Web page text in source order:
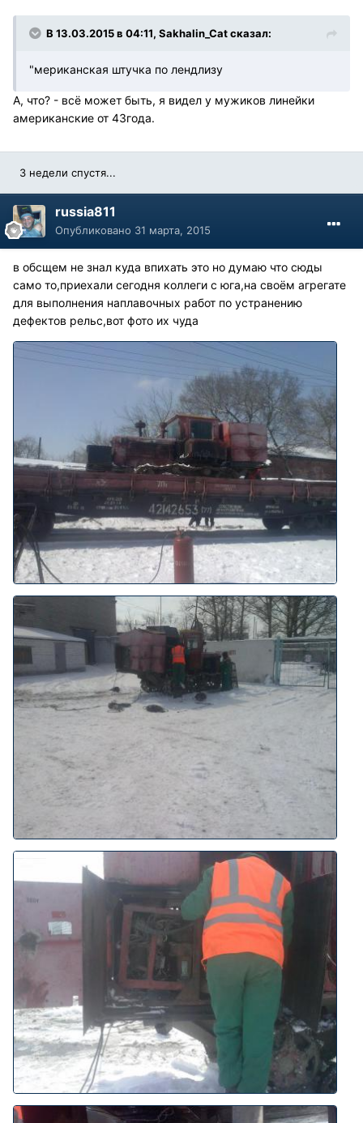
В 13.03.2015 в 04:11, Sakhalin_Cat сказал:
"мериканская штучка по лендлизу
А, что? - всё может быть, я видел у мужиков линейки
американские от 43года.
3 недели спустя...
russia811
Опубликовано 31 марта, 2015
в обсщем не знал куда впихать это но думаю что сюды
само то,приехали сегодня коллеги с юга,на своём агрегате
для выполнения наплавочных работ по устранению
дефектов рельс,вот фото их чуда